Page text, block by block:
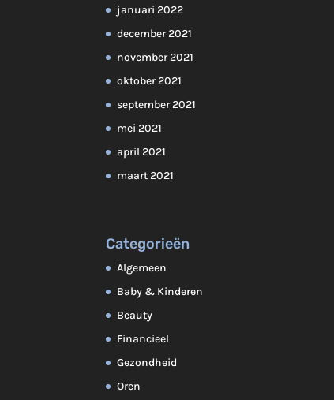
januari 2022
december 2021
november 2021
oktober 2021
september 2021
mei 2021
april 2021
maart 2021
Categorieën
Algemeen
Baby & Kinderen
Beauty
Financieel
Gezondheid
Oren